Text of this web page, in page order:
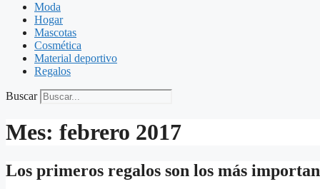
Moda
Hogar
Mascotas
Cosmética
Material deportivo
Regalos
Buscar
Mes: febrero 2017
Los primeros regalos son los más